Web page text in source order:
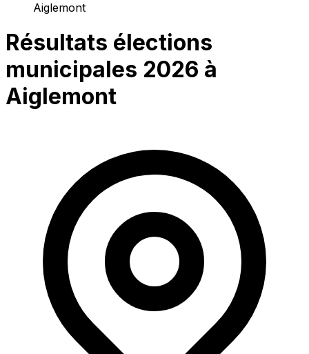
Aiglemont
Résultats élections
municipales 2026 à
Aiglemont